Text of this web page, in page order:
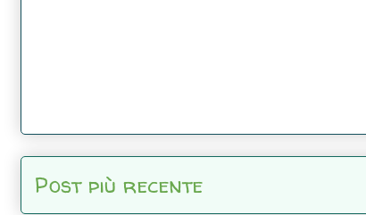
Post più recente